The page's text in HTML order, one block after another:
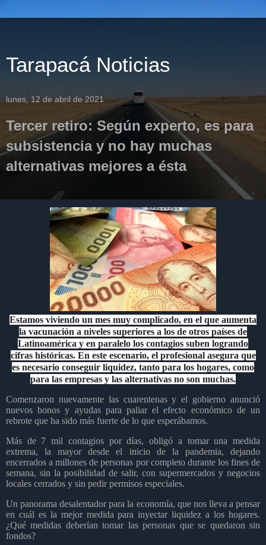
Tarapacá Noticias
lunes, 12 de abril de 2021
Tercer retiro: Según experto, es para
subsistencia y no hay muchas
alternativas mejores a ésta
Estamos viviendo un mes muy complicado, en el que aumenta
la vacunación a niveles superiores a los de otros países de
Latinoamérica y en paralelo los contagios suben logrando
cifras históricas. En este escenario, el profesional asegura que
es necesario conseguir liquidez, tanto para los hogares, como
para las empresas y las alternativas no son muchas.
Comenzaron nuevamente las cuarentenas y el gobierno anunció
nuevos bonos y ayudas para paliar el efecto económico de un
rebrote que ha sido más fuerte de lo que esperábamos.
Más de 7 mil contagios por días, obligó a tomar una medida
extrema, la mayor desde el inicio de la pandemia, dejando
encerrados a millones de personas por completo durante los fines de
semana, sin la posibilidad de salir, con supermercados y negocios
locales cerrados y sin pedir permisos especiales.
Un panorama desalentador para la economía, que nos lleva a pensar
en cuál es la mejor medida para inyectar liquidez a los hogares.
¿Qué medidas deberían tomar las personas que se quedaron sin
fondos?